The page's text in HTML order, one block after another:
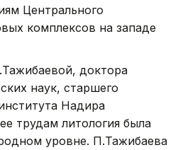
Центрального
комплексов на западе
доктора
наук, старшего
Надира
трудам литология была
уровне. П.Тажибаева